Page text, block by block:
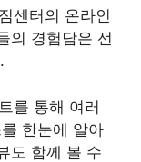
센터의 온라인
의 경험담은 선
를 통해 여러
한눈에 알아
도 함께 볼 수